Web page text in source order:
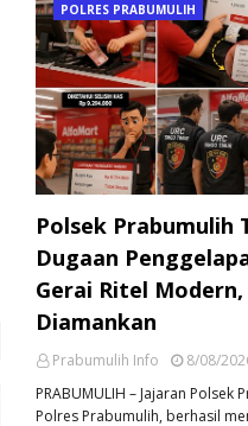
POLRES PRABUMULIH
Polsek Prabumulih
Dugaan
Gerai Ritel
Diamankan
Prabumulih Info
8/08/
PRABUMULIH – Jajaran Polsek
Polres Prabumulih, berhasil